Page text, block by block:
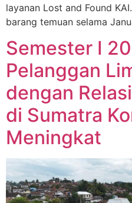
layanan Lost and Found
barang temuan selama
Semester I
Pelanggan
dengan
di Sumatra
Meningkat